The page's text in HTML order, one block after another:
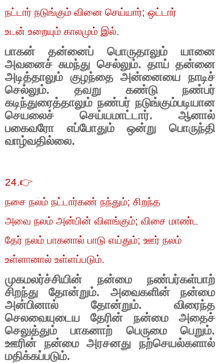
நட்டார் நடுங்கும் வினை செய்யார்; ஒட்டார்
உடன் உறையும் காலமும் இல்.
பாகன் தன்னைப் பொருதாலும் யானை
அவனைச் சுமந்து செல்லும். தாய் தன்னை
அடித்தாலும் குழந்தை அன்னையை நாடிச்
செல்லும். தவறு கண்டு நண்பர்
கடிந்துரைத்தாலும் நண்பர் நடுங்கும்படியான
செயலைச் செய்யமாட்டார். ஆனால்
பகைவரோ எப்போதும் ஒன்று பொருந்தி
வாழ்வதில்லை.
24.👉
நசை நலம் நட்டார்கண் நந்தும்; சிறந்த
அவை நலம் அன்பின் விளங்கும்; விசை மாண்ட
தேர் நலம் பாகனால் பாடு எய்தும்; ஊர் நலம்
உள்ளானால் உள்ளப்படும்.
முகமலர்ச்சியின் நன்மை நண்பர்கள்பாற்
சிறந்து தோன்றும். அவைகளின் நன்மை
அன்பினால் தோன்றும். விரைந்த
செலவையுடைய தேரின் நன்மை அதைச்
செலுத்தும் பாகனாற் பெருமை பெறும்.
ஊரின் நன்மை அரசனது நற்செயல்களால்
மதிக்கப்படும்.